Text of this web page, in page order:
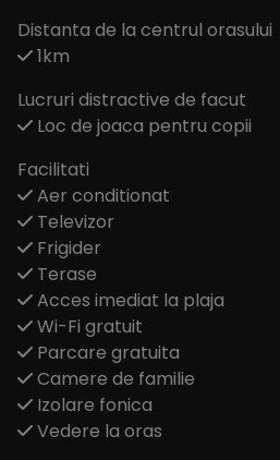
Distanta de la centrul orasului
1km
Lucruri distractive de facut
Loc de joaca pentru copii
Facilitati
Aer conditionat
Televizor
Frigider
Terase
Acces imediat la plaja
Wi-Fi gratuit
Parcare gratuita
Camere de familie
Izolare fonica
Vedere la oras